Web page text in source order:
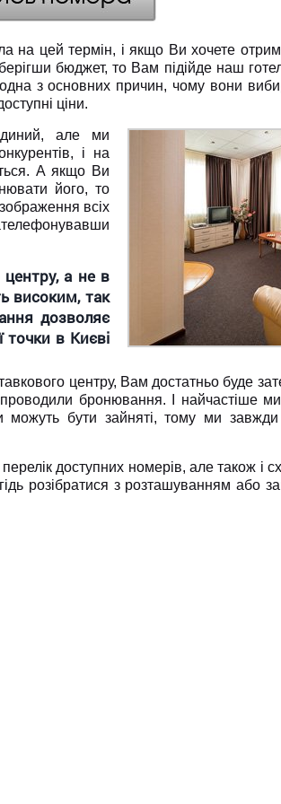
на цей термін, і якщо Ви хочете
бюджет, то Вам підійде наш
з основних причин, чому вони
ціни.
але ми
і на
А якщо Ви
його, то
всіх
а не в
високим, так
дозволяє
в Києві
центру, Вам достатньо буде
проводили бронювання. І найчастіше
можуть бути зайняті, тому ми
доступних номерів, але також і
розібратися з розташуванням або